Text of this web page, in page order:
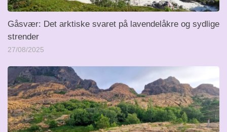
Gåsvær: Det arktiske svaret på lavendelåkre og sydlige
strender
27/08/2025